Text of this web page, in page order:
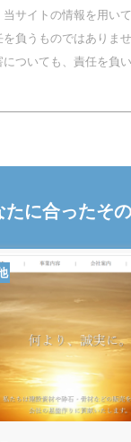
当サイトの情報を用い
負うものではありま
ついても、責任を負
たに合ったそ